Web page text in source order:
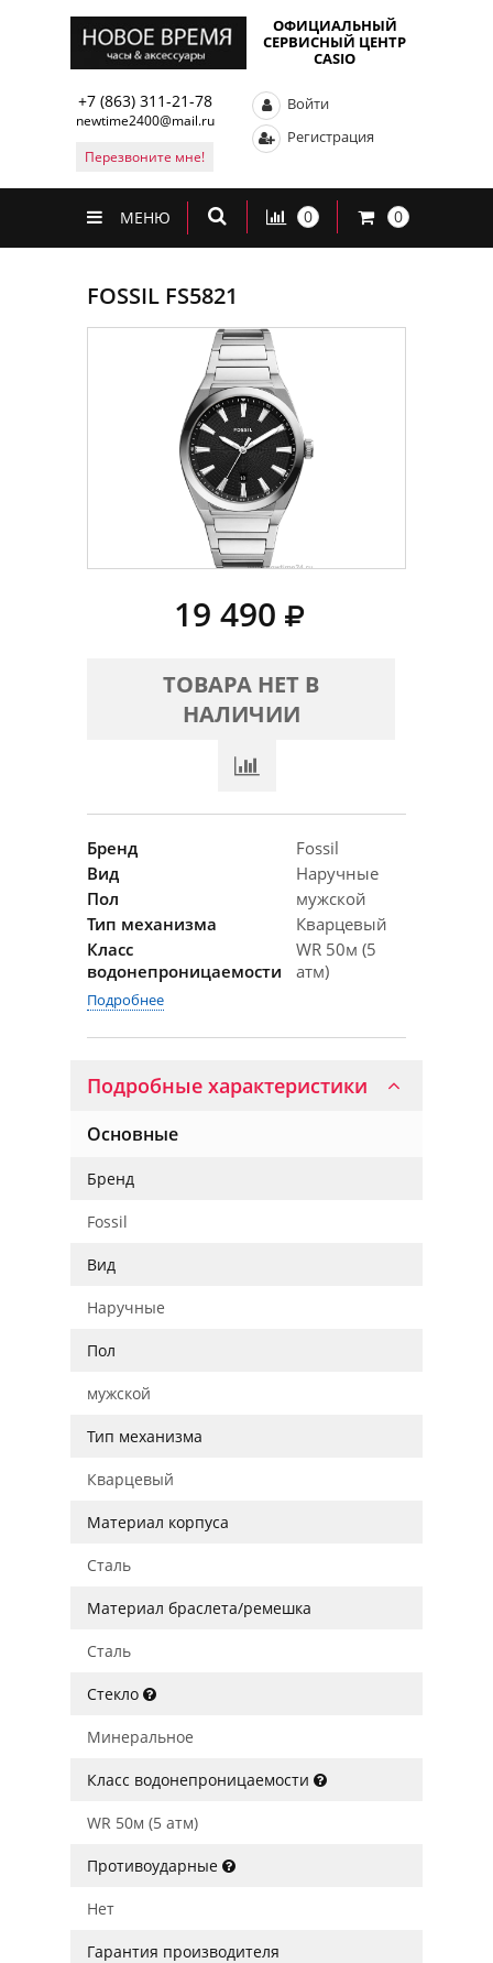
ОФИЦИАЛЬНЫЙ
СЕРВИСНЫЙ ЦЕНТР
CASIO
+7 (863) 311-21-78
newtime2400@mail.ru
Перезвоните мне!
Войти
Регистрация
МЕНЮ 0 0
FOSSIL FS5821
19 490
ТОВАРА НЕТ В
НАЛИЧИИ
Бренд
Fossil
Вид
Наручные
Пол
мужской
Тип механизма
Кварцевый
Класс
водонепроницаемости
WR 50м (5
атм)
Подробнее
Подробные характеристики
Основные
Бренд
Fossil
Вид
Наручные
Пол
мужской
Тип механизма
Кварцевый
Материал корпуса
Сталь
Материал браслета/ремешка
Сталь
Стекло
Минеральное
Класс водонепроницаемости
WR 50м (5 атм)
Противоударные
Нет
Гарантия производителя